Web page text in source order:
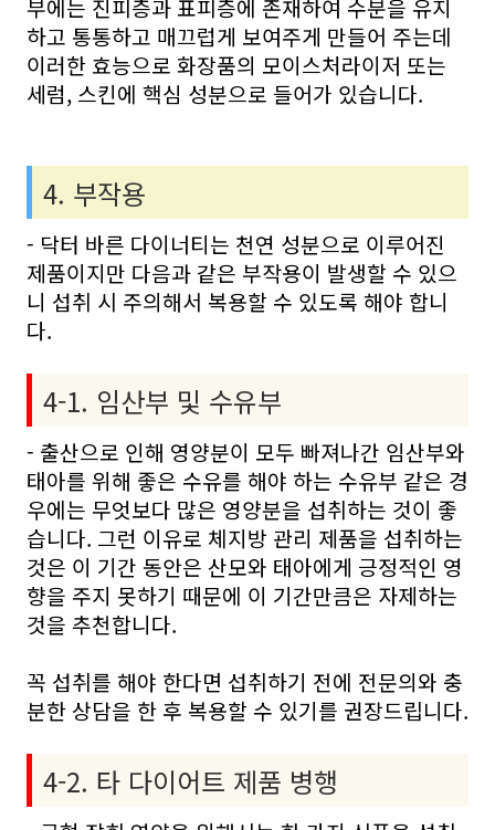
부에는 진피층과 표피층에 존재하여 수분을 유지
하고 통통하고 매끄럽게 보여주게 만들어 주는데
이러한 효능으로 화장품의 모이스처라이저 또는
세럼, 스킨에 핵심 성분으로 들어가 있습니다.
4. 부작용
- 닥터 바른 다이너티는 천연 성분으로 이루어진
제품이지만 다음과 같은 부작용이 발생할 수 있으
니 섭취 시 주의해서 복용할 수 있도록 해야 합니
다.
4-1. 임산부 및 수유부
- 출산으로 인해 영양분이 모두 빠져나간 임산부와
태아를 위해 좋은 수유를 해야 하는 수유부 같은 경
우에는 무엇보다 많은 영양분을 섭취하는 것이 좋
습니다. 그런 이유로 체지방 관리 제품을 섭취하는
것은 이 기간 동안은 산모와 태아에게 긍정적인 영
향을 주지 못하기 때문에 이 기간만큼은 자제하는
것을 추천합니다.
꼭 섭취를 해야 한다면 섭취하기 전에 전문의와 충
분한 상담을 한 후 복용할 수 있기를 권장드립니다.
4-2. 타 다이어트 제품 병행